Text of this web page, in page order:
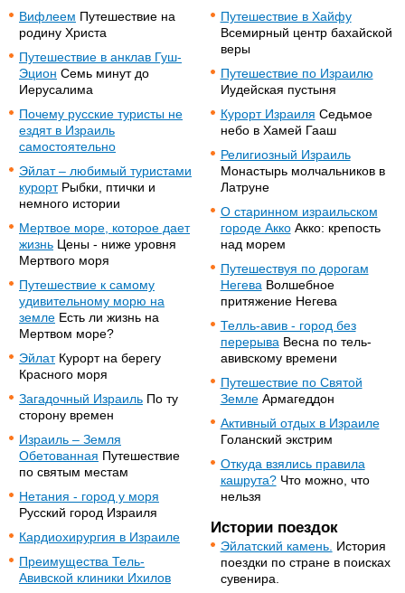
Вифлеем Путешествие на
родину Христа
Путешествие в анклав Гуш-
Эцион Семь минут до
Иерусалима
Почему русские туристы не
ездят в Израиль
самостоятельно
Эйлат – любимый туристами
курортРыбки, птички и
немного истории
Мертвое море, которое дает
жизнь Цены - ниже уровня
Мертвого моря
Путешествие к самому
удивительному морю на
земле Есть ли жизнь на
Мертвом море?
ЭйлатКурорт на берегу
Красного моря
Загадочный Израиль По ту
сторону времен
Израиль – Земля
Обетованная Путешествие
по святым местам
Нетания - город у моря
Русский город Израиля
Кардиохирургия в Израиле
Преимущества Тель-
Авивской клиники Ихилов
Путешествие в Хайфу
Всемирный центр бахайской
веры
Путешествие по Израилю
Иудейская пустыня
Курорт Израиля Седьмое
небо в Хамей Гааш
Религиозный Израиль
Монастырь молчальников в
Латруне
О старинном израильском
городе АккоАкко: крепость
над морем
Путешествуя по дорогам
Негева Волшебное
притяжение Негева
Телль-авив - город без
перерыва Весна по тель-
авивскому времени
Путешествие по Святой
ЗемлеАрмагеддон
Активный отдых в Израиле
Голанский экстрим
Откуда взялись правила
кашрута?Что можно, что
нельзя
Истории поездок
Эйлатский камень. История
поездки по стране в поисках
сувенира.